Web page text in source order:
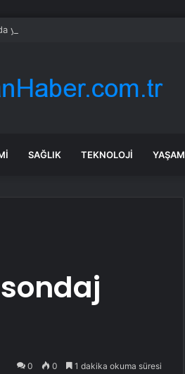
yeni uygulama devreye girdi
SAĞLIK TEKNOLOJI YAŞAM
0 0 1 dakika okuma süresi